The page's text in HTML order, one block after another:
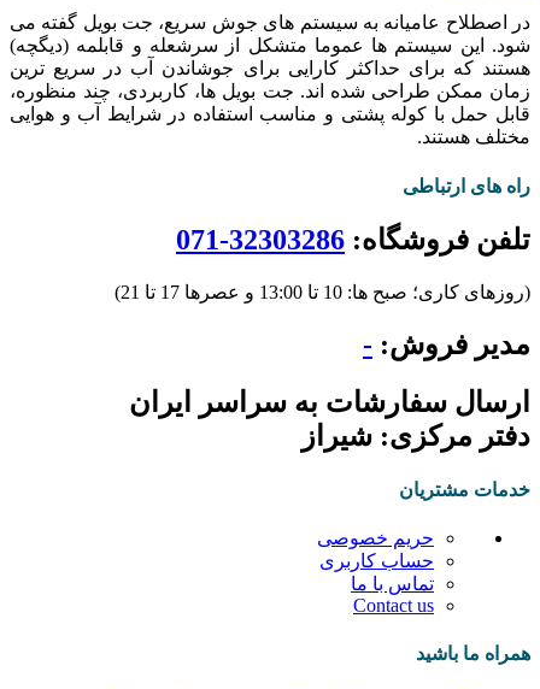
در اصطلاح عامیانه به سیستم های جوش سریع، جت بویل گفته می
شود. این سیستم ها عموما متشکل از سرشعله و قابلمه (دیگچه)
هستند که برای حداکثر کارایی برای جوشاندن آب در سریع ترین
زمان ممکن طراحی شده اند. جت بویل ها، کاربردی، چند منظوره،
قابل حمل با کوله پشتی و مناسب استفاده در شرایط آب و هوایی
مختلف هستند.
راه های ارتباطی
تلفن فروشگاه: 32303286-071
(روزهای کاری؛ صبح ها: 10 تا 13:00 و عصرها 17 تا 21)
مدیر فروش: -
ارسال سفارشات به سراسر ایران
دفتر مرکزی: شیراز
خدمات مشتریان
حریم خصوصی
حساب کاربری
تماس با ما
Contact us
همراه ما باشید